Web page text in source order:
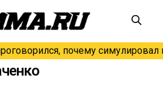
почему симулировал